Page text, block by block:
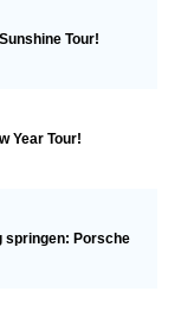
Tour!
Year Tour!
springen: Porsche